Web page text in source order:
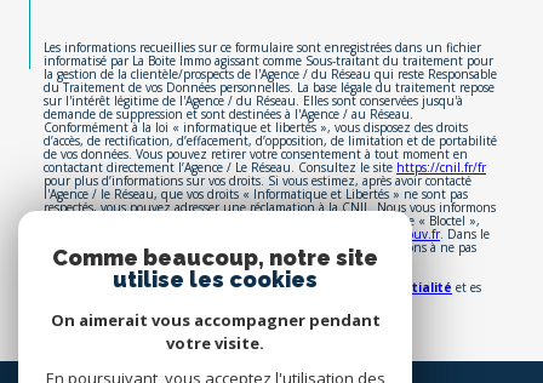
Les informations recueillies sur ce formulaire sont enregistrées dans un fichier
informatisé par La Boite Immo agissant comme Sous-traitant du traitement pour
la gestion de la clientèle/prospects de l'Agence / du Réseau qui reste Responsable
du Traitement de vos Données personnelles. La base légale du traitement repose
sur l'intérêt légitime de l'Agence / du Réseau. Elles sont conservées jusqu'à
demande de suppression et sont destinées à l'Agence / au Réseau.
Conformément à la loi « informatique et libertés », vous disposez des droits
d’accès, de rectification, d’effacement, d’opposition, de limitation et de portabilité
de vos données. Vous pouvez retirer votre consentement à tout moment en
contactant directement l’Agence / Le Réseau. Consultez le sitehttps://cnil.fr/fr
pour plus d’informations sur vos droits. Si vous estimez, après avoir contacté
l'Agence / le Réseau, que vos droits « Informatique et Libertés » ne sont pas
respectés, vous pouvez adresser une réclamation à la CNIL. Nous vous informons
de l’existence de la liste d'opposition au démarchage téléphonique « Bloctel »,
sur laquelle vous pouvez vous inscrire ici : https://www.bloctel.gouv.fr . Dans le
cadre de la protection des Données personnelles, nous vous invitons à ne pas
inscrire de Données sensibles dans le champ de saisie libre.
Conditions d'utilisationde Google s'appliquent.
Comme beaucoup, notre site
utilise les cookies
On aimerait vous accompagner pendant
votre visite.
En poursuivant, vous acceptez l'utilisation des